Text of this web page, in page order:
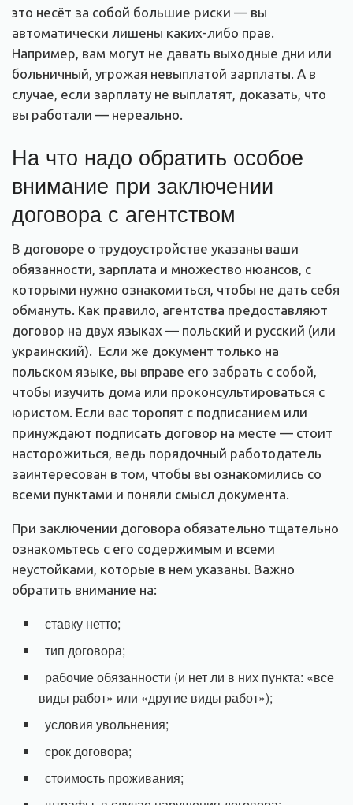
это несёт за собой большие риски — вы
автоматически лишены каких-либо прав.
Например, вам могут не давать выходные дни или
больничный, угрожая невыплатой зарплаты. А в
случае, если зарплату не выплатят, доказать, что
вы работали — нереально.
На что надо обратить особое
внимание при заключении
договора с агентством
В договоре о трудоустройстве указаны ваши
обязанности, зарплата и множество нюансов, с
которыми нужно ознакомиться, чтобы не дать себя
обмануть. Как правило, агентства предоставляют
договор на двух языках — польский и русский (или
украинский). Если же документ только на
польском языке, вы вправе его забрать с собой,
чтобы изучить дома или проконсультироваться с
юристом. Если вас торопят с подписанием или
принуждают подписать договор на месте — стоит
насторожиться, ведь порядочный работодатель
заинтересован в том, чтобы вы ознакомились со
всеми пунктами и поняли смысл документа.
При заключении договора обязательно тщательно
ознакомьтесь с его содержимым и всеми
неустойками, которые в нем указаны. Важно
обратить внимание на:
ставку нетто;
тип договора;
рабочие обязанности (и нет ли в них пункта: «все
виды работ» или «другие виды работ»);
условия увольнения;
срок договора;
стоимость проживания;